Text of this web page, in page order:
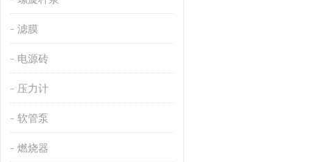
滤膜
电源砖
压力计
软管泵
燃烧器